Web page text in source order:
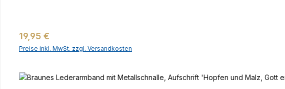
Regulärer Preis:
19,95 €
Preise inkl. MwSt. zzgl. Versandkosten